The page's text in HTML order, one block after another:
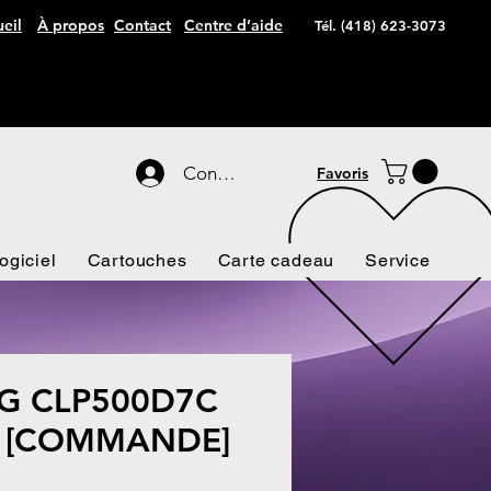
À propos Contact Centre d’aide Tél. (418) 623-3073
Connexion Favoris
Cartouches Carte cadeau Service
CLP500D7C